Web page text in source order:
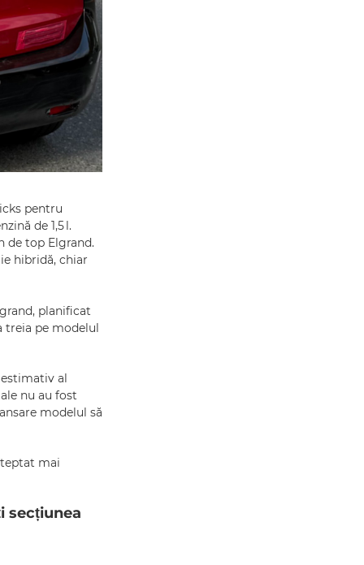
pentru
de 1,5 l.
de top Elgrand.
hibridă, chiar
planificat
treia pe modelul
al
nu au fost
modelul să
mai
secțiunea